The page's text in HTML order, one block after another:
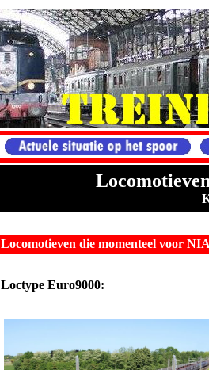
Locomotieven die momenteel voor
Loctype Euro9000: